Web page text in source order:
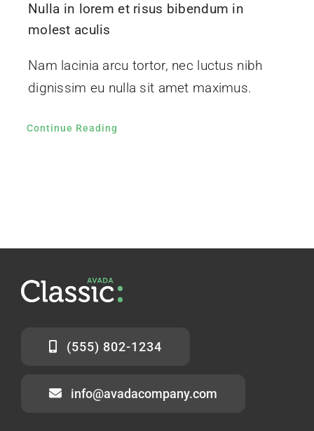
Nulla in lorem et risus bibendum in
molest aculis
Nam lacinia arcu tortor, nec luctus nibh
dignissim eu nulla sit amet maximus.
Continue Reading
(555) 802-1234
info@avadacompany.com